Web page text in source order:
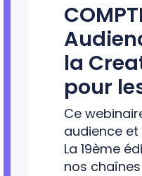
la
pour
Ce
audience
La 19ème
nos